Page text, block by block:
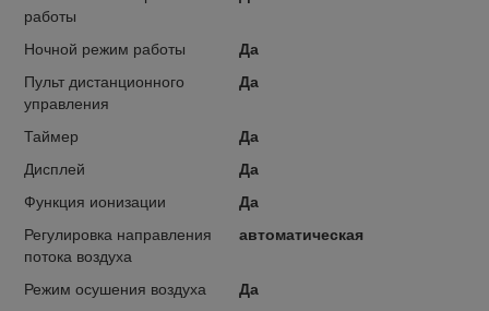
работы
Ночной режим работы
Да
Пульт дистанционного
управления
Да
Таймер
Да
Дисплей
Да
Функция ионизации
Да
Регулировка направления
потока воздуха
автоматическая
Режим осушения воздуха
Да